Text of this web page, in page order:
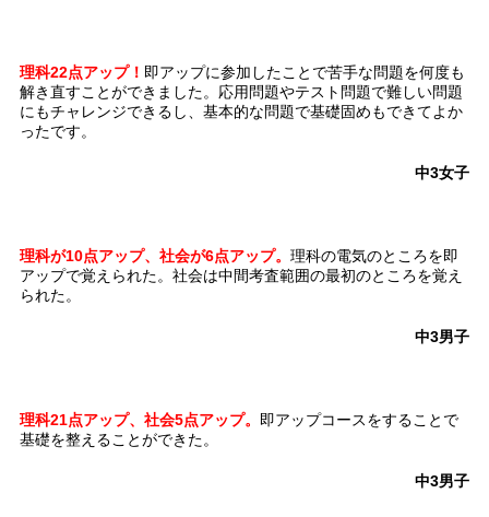
理科22点アップ！ 即アップに参加したことで苦手な問題を何度も
解き直すことができました。応用問題やテスト問題で難しい問題
にもチャレンジできるし、基本的な問題で基礎固めもできてよか
ったです。
中3女子
理科が10点アップ、社会が6点アップ。理科の電気のところを即
アップで覚えられた。社会は中間考査範囲の最初のところを覚え
られた。
中3男子
理科21点アップ、社会5点アップ。 即アップコースをすることで
基礎を整えることができた。
中3男子